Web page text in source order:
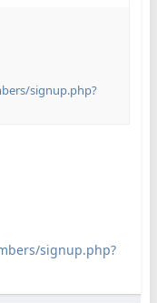
signup.php?
signup.php?